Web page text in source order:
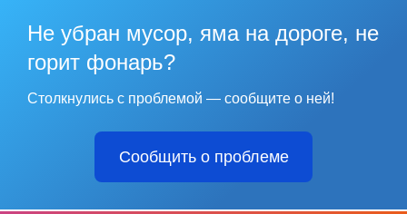
Не убран мусор, яма на дороге, не
горит фонарь?
Столкнулись с проблемой — сообщите о ней!
Сообщить о проблеме